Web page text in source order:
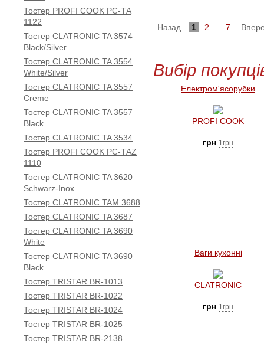
Тостер PROFI COOK PC-TА
1122
Тостер CLATRONIC TA 3574
Black/Silver
Тостер CLATRONIC TA 3554
White/Silver
Тостер CLATRONIC TA 3557
Creme
Тостер CLATRONIC TA 3557
Black
Тостер CLATRONIC TA 3534
Тостер PROFI COOK PC-TАZ
1110
Тостер CLATRONIC TA 3620
Schwarz-Inox
Тостер CLATRONIC TAM 3688
Тостер CLATRONIC TA 3687
Тостер CLATRONIC TA 3690
White
Тостер CLATRONIC TA 3690
Black
Тостер TRISTAR BR-1013
Тостер TRISTAR BR-1022
Тостер TRISTAR BR-1024
Тостер TRISTAR BR-1025
Тостер TRISTAR BR-2138
Назад 1 2 7
Вибір
Електром'ясорубки
PROFI COOK
грн 1грн
Ваги кухонні
CLATRONIC
грн 1грн